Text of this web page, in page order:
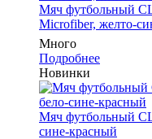
Мяч футбольный
Microfiber, желто-
Много
Подробнее
Новинки
Мяч футбольный
сине-красный